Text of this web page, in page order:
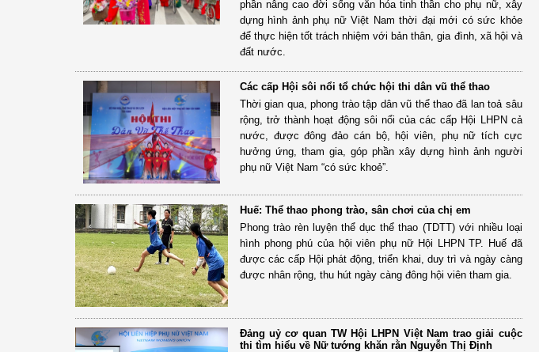
phần nâng cao đời sống văn hóa tinh thần cho phụ nữ, xây
dựng hình ảnh phụ nữ Việt Nam thời đại mới có sức khỏe
để thực hiện tốt trách nhiệm với bản thân, gia đình, xã hội và
đất nước.
Các cấp Hội sôi nổi tổ chức hội thi dân vũ thể thao
Thời gian qua, phong trào tập dân vũ thể thao đã lan toả sâu
rộng, trở thành hoạt động sôi nổi của các cấp Hội LHPN cả
nước, được đông đảo cán bộ, hội viên, phụ nữ tích cực
hưởng ứng, tham gia, góp phần xây dựng hình ảnh người
phụ nữ Việt Nam “có sức khoẻ”.
Huế: Thể thao phong trào, sân chơi của chị em
Phong trào rèn luyện thể dục thể thao (TDTT) với nhiều loại
hình phong phú của hội viên phụ nữ Hội LHPN TP. Huế đã
được các cấp Hội phát động, triển khai, duy trì và ngày càng
được nhân rộng, thu hút ngày càng đông hội viên tham gia.
Đảng uỷ cơ quan TW Hội LHPN Việt Nam trao giải cuộc
thi tìm hiểu về Nữ tướng khăn rằn Nguyễn Thị Định